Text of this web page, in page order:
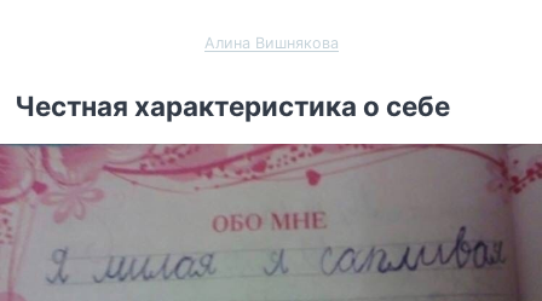
Алина Вишнякова
Честная характеристика о себе